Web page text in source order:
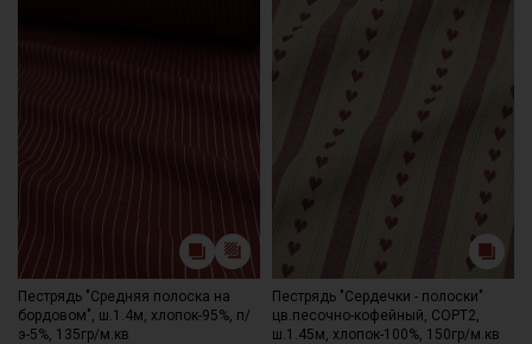
Пестрядь "Средняя полоска на
бордовом", ш.1.4м, хлопок-95%, п/
э-5%, 135гр/м.кв
Пестрядь "Сердечки - полоски"
цв.песочно-кофейный, СОРТ2,
ш.1.45м, хлопок-100%, 150гр/м.кв